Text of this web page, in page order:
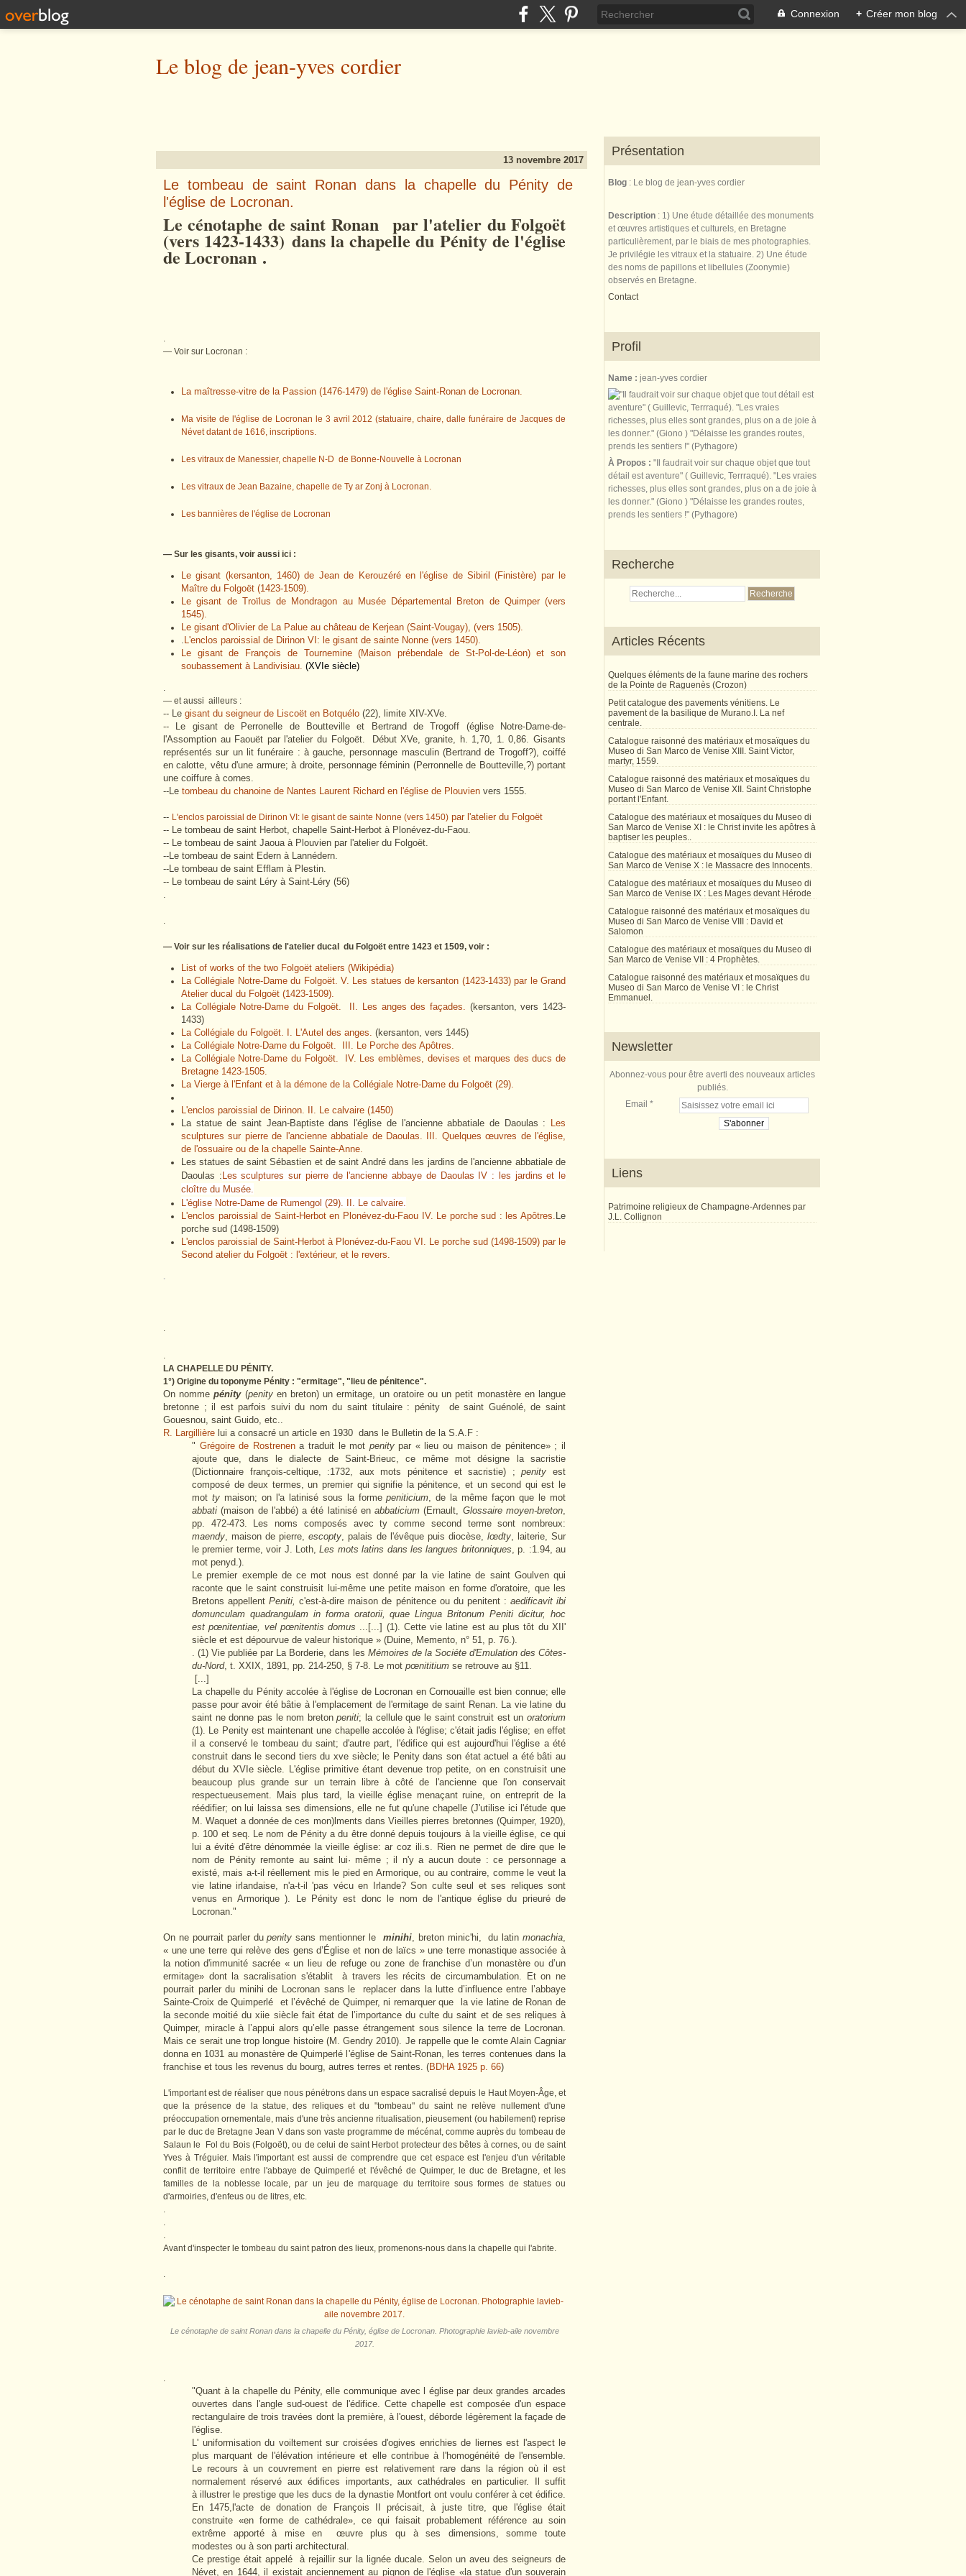
Connexion + Créer mon blog
Le blog de jean-yves cordier
13 novembre 2017
Le tombeau de saint Ronan dans la chapelle du Pénity de
l'église de Locronan.
Le cénotaphe de saint Ronan par l'atelier du Folgoët
(vers 1423-1433) dans la chapelle du Pénity de l'église
de Locronan .
.
— Voir sur Locronan :
La maîtresse-vitre de la Passion (1476-1479) de l'église Saint-Ronan de Locronan.
Ma visite de l'église de Locronan le 3 avril 2012 (statuaire, chaire, dalle funéraire de Jacques de
Névet datant de 1616, inscriptions.
Les vitraux de Manessier, chapelle N-D de Bonne-Nouvelle à Locronan
Les vitraux de Jean Bazaine, chapelle de Ty ar Zonj à Locronan.
Les bannières de l'église de Locronan
— Sur les gisants, voir aussi ici :
Le gisant (kersanton, 1460) de Jean de Kerouzéré en l'église de Sibiril (Finistère) par le
Maître du Folgoët (1423-1509).
Le gisant de Troïlus de Mondragon au Musée Départemental Breton de Quimper (vers
1545).
Le gisant d'Olivier de La Palue au château de Kerjean (Saint-Vougay), (vers 1505).
. L'enclos paroissial de Dirinon VI: le gisant de sainte Nonne (vers 1450).
Le gisant de François de Tournemine (Maison prébendale de St-Pol-de-Léon) et son
soubassement à Landivisiau. (XVIe siècle)
.
— et aussi ailleurs :
-- Le gisant du seigneur de Liscoët en Botquélo (22), limite XIV-XVe.
-- Le gisant de Perronelle de Boutteville et Bertrand de Trogoff (église Notre-Dame-de-
l'Assomption au Faouët par l'atelier du Folgoët.
Début XVe, granite, h. 1,70, 1. 0,86. Gisants
représentés sur un lit funéraire : à gauche, personnage masculin (Bertrand de Trogoff?), coiffé
en calotte, vêtu d'une armure; à droite, personnage féminin (Perronnelle de Boutteville,?) portant
une coiffure à cornes.
--Le tombeau du chanoine de Nantes Laurent Richard en l'église de Plouvien vers 1555.
-- L'enclos paroissial de Dirinon VI: le gisant de sainte Nonne (vers 1450) par l'atelier du Folgoët
-- Le tombeau de saint Herbot, chapelle Saint-Herbot à Plonévez-du-Faou.
-- Le tombeau de saint Jaoua à Plouvien par l'atelier du Folgoët.
--Le tombeau de saint Edern à Lannédern.
--Le tombeau de saint Efflam à Plestin.
-- Le tombeau de saint Léry à Saint-Léry (56)
.
.
— Voir sur les réalisations de l'atelier ducal du Folgoët entre 1423 et 1509, voir :
List of works of the two Folgoët ateliers (Wikipédia)
La Collégiale Notre-Dame du Folgoët. V. Les statues de kersanton (1423-1433) par le Grand
Atelier ducal du Folgoët (1423-1509).
La Collégiale Notre-Dame du Folgoët. II. Les anges des façades. (kersanton, vers 1423-
1433)
La Collégiale du Folgoët. I. L'Autel des anges. (kersanton, vers 1445)
La Collégiale Notre-Dame du Folgoët. III. Le Porche des Apôtres.
La Collégiale Notre-Dame du Folgoët. IV. Les emblèmes, devises et marques des ducs de
Bretagne 1423-1505.
La Vierge à l'Enfant et à la démone de la Collégiale Notre-Dame du Folgoët (29).
L'enclos paroissial de Dirinon. II. Le calvaire (1450)
La statue de saint Jean-Baptiste dans l'église de l'ancienne abbatiale de Daoulas :
Les
sculptures sur pierre de l'ancienne abbatiale de Daoulas. III. Quelques œuvres de l'église,
de l'ossuaire ou de la chapelle Sainte-Anne.
Les statues de saint Sébastien et de saint André dans les jardins de l'ancienne abbatiale de
Daoulas : Les sculptures sur pierre de l'ancienne abbaye de Daoulas IV : les jardins et le
cloître du Musée.
L'église Notre-Dame de Rumengol (29). II. Le calvaire.
L'enclos paroissial de Saint-Herbot en Plonévez-du-Faou IV. Le porche sud : les Apôtres. Le
porche sud (1498-1509)
L'enclos paroissial de Saint-Herbot à Plonévez-du-Faou VI. Le porche sud (1498-1509) par le
Second atelier du Folgoët : l'extérieur, et le revers.
.
.
.
LA CHAPELLE DU PÉNITY.
1°) Origine du toponyme Pénity : "ermitage", "lieu de pénitence".
On nomme pénity (penity en breton) un ermitage, un oratoire ou un petit monastère en langue
bretonne ; il est parfois suivi du nom du saint titulaire : pénity de saint Guénolé, de saint
Gouesnou, saint Guido, etc..
R. Largillière lui a consacré un article en 1930 dans le Bulletin de la S.A.F :
" Grégoire de Rostrenena traduit le mot penitypar « lieu ou maison de pénitence» ; il
ajoute que, dans le dialecte de Saint-Brieuc, ce même mot désigne la sacristie
(Dictionnaire françois-celtique, :1732, aux mots pénitence et sacristie) ;penity est
composé de deux termes, un premier qui signifie la pénitence, et un second qui est le
mot tymaison; on l'a latinisé sous la formepeniticium, de la même façon que le mot
abbati(maison de l'abbé) a été latinisé enabbaticium (Ernault, Glossaire moyen-breton,
pp. 472-473. Les noms composés avec ty comme second terme sont nombreux:
maendy, maison de pierre,escopty, palais de l'évêque puis diocèse, lœdty, laiterie, Sur
le premier terme, voir J. Loth,Les mots latins dans les langues britonniques, p. :1.94, au
mot penyd.).
Le premier exemple de ce mot nous est donné par la vie latine de saint Goulven qui
raconte que le saint construisit lui-même une petite maison en forme d'oratoire, que les
Bretons appellentPeniti, c'est-à-dire maison de pénitence ou du penitent : aedificavit ibi
domunculam quadrangulam in forma oratorii, quae Lingua Britonum Peniti dicitur, hoc
est pœnitentiae, vel pœnitentis domus ...[...] (1). Cette vie latine est au plus tôt du XII'
siècle et est dépourvue de valeur historique » (Duine, Memento, n° 51, p. 76.).
.(1) Vie publiée par La Borderie, dans les Mémoires de la Sociéte d'Emulation des Côtes-
du-Nord, t. XXIX, 1891, pp. 214-250, § 7-8. Le mot pœnititium se retrouve au §11.
[...]
La chapelle du Pénity accolée à l'église de Locronan en Cornouaille est bien connue; elle
passe pour avoir été bâtie à l'emplacement de l'ermitage de saint Renan. La vie latine du
saint ne donne pas le nom bretonpeniti; la cellule que le saint construit est un oratorium
(1). Le Penity est maintenant une chapelle accolée à l'église; c'était jadis l'église; en effet
il a conservé le tombeau du saint; d'autre part, l'édifice qui est aujourd'hui l'église a été
construit dans le second tiers du xve siècle; le Penity dans son état actuel a été bâti au
début du XVIe siècle. L'église primitive étant devenue trop petite, on en construisit une
beaucoup plus grande sur un terrain libre à côté de l'ancienne que l'on conservait
respectueusement. Mais plus tard, la vieille église menaçant ruine, on entreprit de la
réédifier; on lui laissa ses dimensions, elle ne fut qu'une chapelle (J'utilise ici l'étude que
M. Waquet a donnée de ces mon)lments dans Vieilles pierres bretonnes (Quimper, 1920),
p. 100 et seq. Le nom de Pénity a du être donné depuis toujours à la vieille église, ce qui
lui a évité d'être dénommée la vieille église: ar coz ili.s. Rien ne permet de dire que le
nom de Pénity remonte au saint lui· même ; il n'y a aucun doute : ce personnage a
existé, mais a-t-il réellement mis le pied en Armorique, ou au contraire, comme le veut la
vie latine irlandaise, n'a-t-il 'pas vécu en Irlande? Son culte seul et ses reliques sont
venus en Armorique). Le Pénity est donc le nom de l'antique église du prieuré de
Locronan."
On ne pourrait parler dupenity sans mentionner le minihi, breton minic'hi, du latin monachia,
« uneune terre qui relève des gens d’Église et non de laïcs » une terre monastique associée à
la notion d'immunité sacrée « un lieu de refuge ou zone de franchise d’un monastère ou d’un
ermitage» dont la sacralisation s'établit
à travers les récits de circumambulation. Et on ne
pourrait parler du minihi de Locronan sans le replacer dans la lutte d’influence entre l’abbaye
Sainte-Croix de Quimperlé et l’évêché de Quimper, ni remarquer que la vie latine de Ronan de
la seconde moitié du xiie siècle fait état de l’importance du culte du saint et de ses reliques à
Quimper, miracle à l’appui alors qu’elle passe étrangement sous silence la terre de Locronan.
Mais ce serait une trop longue histoire (M. Gendry 2010). Je rappelle que le comte Alain Cagniar
donna en 1031 au monastère de Quimperlé l'église de Saint-Ronan, les terres contenues dans la
franchise et tous les revenus du bourg, autres terres et rentes. (BDHA 1925 p. 66)
L'important est de réaliser que nous pénétrons dans un espace sacralisé depuis le Haut Moyen-Âge, et
que la présence de la statue, des reliques et du "tombeau" du saint ne relève nullement d'une
préoccupation ornementale, mais d'une très ancienne ritualisation, pieusement (ou habilement) reprise
par le duc de Bretagne Jean V dans son vaste programme de mécénat, comme auprès du tombeau de
Salaun le Fol du Bois (Folgoët), ou de celui de saint Herbot protecteur des bêtes à cornes, ou de saint
Yves à Tréguier. Mais l'important est aussi de comprendre que cet espace est l'enjeu d'un véritable
conflit de territoire entre l'abbaye de Quimperlé et l'évêché de Quimper, le duc de Bretagne, et les
familles de la noblesse locale, par un jeu de marquage du territoire sous formes de statues ou
d'armoiries, d'enfeus ou de litres, etc.
.
.
.
Avant d'inspecter le tombeau du saint patron des lieux, promenons-nous dans la chapelle qui l'abrite.
.
Le cénotaphe de saint Ronan dans la chapelle du Pénity, église de Locronan. Photographie lavieb-aile novembre
2017.
.
"Quant à la chapelle du Pénity, elle communique avec l église par deux grandes arcades
ouvertes dans l'angle sud-ouest de l'édifice. Cette chapelle est composée d'un espace
rectangulaire de trois travées dont la première, à l'ouest, déborde légèrement la façade de
l'église.
L' uniformisation du voiltement sur croisées d'ogives enrichies de liernes est l'aspect le
plus marquant de l'élévation intérieure et elle contribue à l'homogénéité de l'ensemble.
Le recours à un couvrement en pierre est relativement rare dans la région où il est
normalement réservé aux édifices importants, aux cathédrales en particulier. Il suffit
à illustrer le prestige que les ducs de la dynastie Montfort ont voulu conférer à cet édifice.
En 1475,l'acte de donation de François II précisait, à juste titre, que l'église était
construite «en forme de cathédrale», ce qui faisait probablement référence au soin
extrême apporté à mise en
œuvre plus qu à ses dimensions, somme toute
modestes ou à son parti architectural.
Ce prestige était appelé à rejaillir sur la lignée ducale. Selon un aveu des seigneurs de
Névet, en 1644, il existait anciennement au pignon de l'église «la statue d'un souverain
Présentation
Blog : Le blog de jean-yves cordier
Description : 1) Une étude détaillée des monuments
et œuvres artistiques et culturels, en Bretagne
particulièrement, par le biais de mes photographies.
Je privilégie les vitraux et la statuaire. 2) Une étude
des noms de papillons et libellules (Zoonymie)
observés en Bretagne.
Contact
Profil
Name : jean-yves cordier
À Propos : "Il faudrait voir sur chaque objet que tout
détail est aventure" ( Guillevic, Terrraqué). "Les vraies
richesses, plus elles sont grandes, plus on a de joie à
les donner." (Giono ) "Délaisse les grandes routes,
prends les sentiers !" (Pythagore)
Recherche
Articles Récents
Quelques éléments de la faune marine des rochers
de la Pointe de Raguenès (Crozon)
Petit catalogue des pavements vénitiens. Le
pavement de la basilique de Murano.I. La nef
centrale.
Catalogue raisonné des matériaux et mosaïques du
Museo di San Marco de Venise XIII. Saint Victor,
martyr, 1559.
Catalogue raisonné des matériaux et mosaïques du
Museo di San Marco de Venise XII. Saint Christophe
portant l'Enfant.
Catalogue des matériaux et mosaïques du Museo di
San Marco de Venise XI : le Christ invite les apôtres à
baptiser les peuples..
Catalogue des matériaux et mosaïques du Museo di
San Marco de Venise X : le Massacre des Innocents.
Catalogue des matériaux et mosaïques du Museo di
San Marco de Venise IX : Les Mages devant Hérode
Catalogue raisonné des matériaux et mosaïques du
Museo di San Marco de Venise VIII : David et
Salomon
Catalogue des matériaux et mosaïques du Museo di
San Marco de Venise VII : 4 Prophètes.
Catalogue raisonné des matériaux et mosaïques du
Museo di San Marco de Venise VI : le Christ
Emmanuel.
Newsletter
Abonnez-vous pour être averti des nouveaux articles
publiés.
Email
Liens
Patrimoine religieux de Champagne-Ardennes par
J.L. Collignon